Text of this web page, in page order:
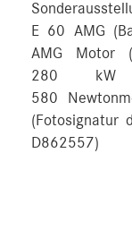
E 60 AMG
AMG Motor
280 kW
580
(Fotosignatur
D862557)